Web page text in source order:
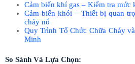
Cảm biến khí gas – Kiểm tra mức
Cảm biến khói – Thiết bị quan
cháy nổ
Quy Trình Tổ Chức Chữa Cháy
Minh
So Sánh Và Lựa Chọn: